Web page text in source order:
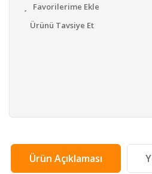
Ürünü Tavsiye Et
Ürün Açıklaması